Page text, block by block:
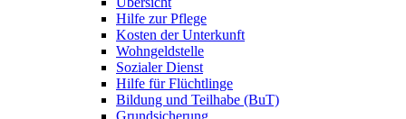
Hilfe zur Pflege
Kosten der Unterkunft
Wohngeldstelle
Sozialer Dienst
Hilfe für Flüchtlinge
Bildung und Teilhabe (BuT)
Grundsicherung